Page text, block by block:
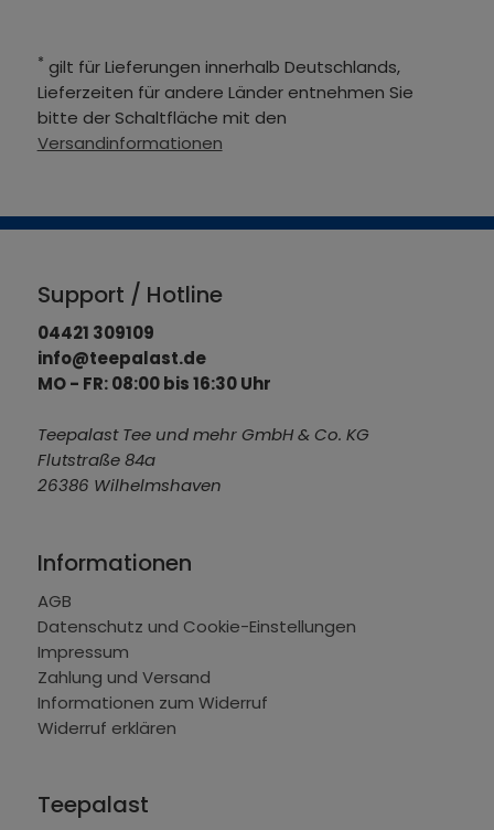
* gilt für Lieferungen innerhalb Deutschlands,
Lieferzeiten für andere Länder entnehmen Sie
bitte der Schaltfläche mit den
Versandinformationen
Support / Hotline
04421 309109
info@teepalast.de
MO - FR: 08:00 bis 16:30 Uhr
Teepalast Tee und mehr GmbH & Co. KG
Flutstraße 84a
26386 Wilhelmshaven
Informationen
AGB
Datenschutz und Cookie-Einstellungen
Impressum
Zahlung und Versand
Informationen zum Widerruf
Widerruf erklären
Teepalast